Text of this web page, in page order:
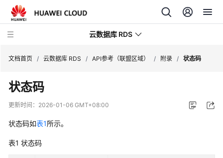
云数据库 RDS
品
介
绍
文档首页 / 云数据库 RDS / API参考（联盟区域） / 附录 / 状态码
状态码
更新时间： 2026-01-06 GMT+08:00
状态码如表1所示。
表1 状态码